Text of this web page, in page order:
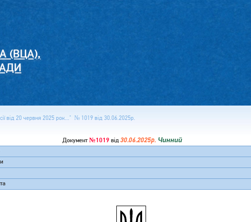
(ВЦА),
від 20 червня 2025 рок..." № 1019 від 30.06.2025р.
Документ №1019 від 30.06.2025р. Чинний